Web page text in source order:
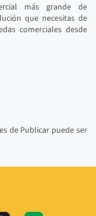
más grande de
que necesitas de
comerciales desde
de Publicar puede ser